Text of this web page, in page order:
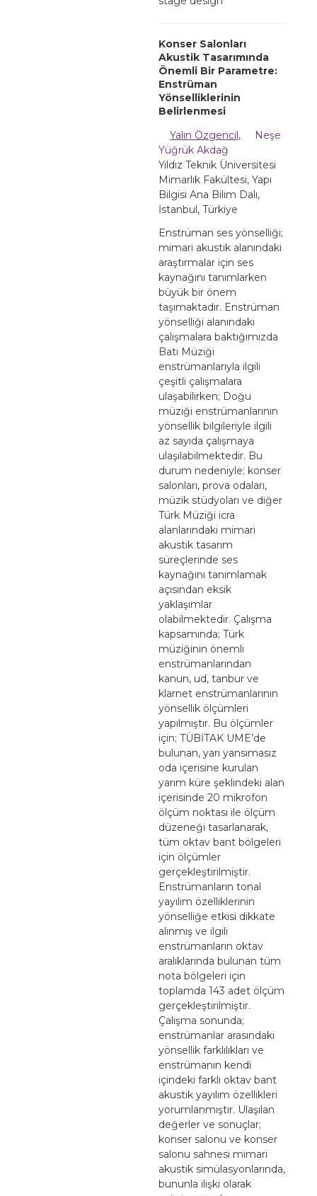
Konser Salonları
Akustik Tasarımında
Önemli Bir Parametre:
Enstrüman
Yönselliklerinin
Belirlenmesi
Yalın Özgencil,
Neşe
Yüğrük Akdağ
Yıldız Teknik Üniversitesi
Mimarlık Fakültesi, Yapı
Bilgisi Ana Bilim Dalı,
İstanbul, Türkiye
Enstrüman ses yönselliği;
mimari akustik alanındaki
araştırmalar için ses
kaynağını tanımlarken
büyük bir önem
taşımaktadır. Enstrüman
yönselliği alanındaki
çalışmalara baktığımızda
Batı Müziği
enstrümanlarıyla ilgili
çeşitli çalışmalara
ulaşabilirken; Doğu
müziği enstrümanlarının
yönsellik bilgileriyle ilgili
az sayıda çalışmaya
ulaşılabilmektedir. Bu
durum nedeniyle; konser
salonları, prova odaları,
müzik stüdyoları ve diğer
Türk Müziği icra
alanlarındaki mimari
akustik tasarım
süreçlerinde ses
kaynağını tanımlamak
açısından eksik
yaklaşımlar
olabilmektedir. Çalışma
kapsamında; Türk
müziğinin önemli
enstrümanlarından
kanun, ud, tanbur ve
klarnet enstrümanlarının
yönsellik ölçümleri
yapılmıştır. Bu ölçümler
için; TÜBİTAK UME’de
bulunan, yarı yansımasız
oda içerisine kurulan
yarım küre şeklindeki alan
içerisinde 20 mikrofon
ölçüm noktası ile ölçüm
düzeneği tasarlanarak,
tüm oktav bant bölgeleri
için ölçümler
gerçekleştirilmiştir.
Enstrümanların tonal
yayılım özelliklerinin
yönselliğe etkisi dikkate
alınmış ve ilgili
enstrümanların oktav
aralıklarında bulunan tüm
nota bölgeleri için
toplamda 143 adet ölçüm
gerçekleştirilmiştir.
Çalışma sonunda;
enstrümanlar arasındaki
yönsellik farklılıkları ve
enstrümanın kendi
içindeki farklı oktav bant
akustik yayılım özellikleri
yorumlanmıştır. Ulaşılan
değerler ve sonuçlar;
konser salonu ve konser
salonu sahnesi mimari
akustik simülasyonlarında,
bununla ilişki olarak